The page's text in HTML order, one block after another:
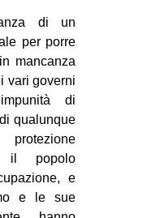
di un
per porre
mancanza
vari governi
di
qualunque
il popolo
e
e le sue